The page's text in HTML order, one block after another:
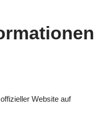
Website auf